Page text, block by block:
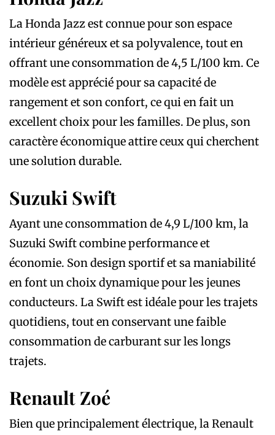
La Honda Jazz est connue pour son espace
intérieur généreux et sa polyvalence, tout en
offrant une consommation de 4,5 L/100 km. Ce
modèle est apprécié pour sa capacité de
rangement et son confort, ce qui en fait un
excellent choix pour les familles. De plus, son
caractère économique attire ceux qui cherchent
une solution durable.
Suzuki Swift
Ayant une consommation de 4,9 L/100 km, la
Suzuki Swift combine performance et
économie. Son design sportif et sa maniabilité
en font un choix dynamique pour les jeunes
conducteurs. La Swift est idéale pour les trajets
quotidiens, tout en conservant une faible
consommation de carburant sur les longs
trajets.
Renault Zoé
Bien que principalement électrique, la Renault